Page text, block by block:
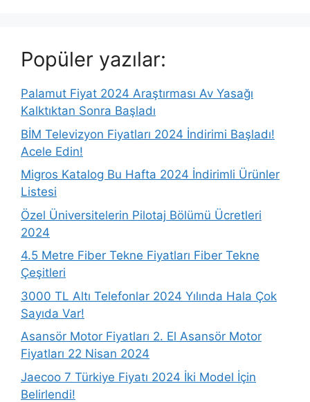
Popüler yazılar:
Palamut Fiyat 2024 Araştırması Av Yasağı
Kalktıktan Sonra Başladı
BİM Televizyon Fiyatları 2024 İndirimi Başladı!
Acele Edin!
Migros Katalog Bu Hafta 2024 İndirimli Ürünler
Listesi
Özel Üniversitelerin Pilotaj Bölümü Ücretleri
2024
4.5 Metre Fiber Tekne Fiyatları Fiber Tekne
Çeşitleri
3000 TL Altı Telefonlar 2024 Yılında Hala Çok
Sayıda Var!
Asansör Motor Fiyatları 2. El Asansör Motor
Fiyatları 22 Nisan 2024
Jaecoo 7 Türkiye Fiyatı 2024 İki Model İçin
Belirlendi!